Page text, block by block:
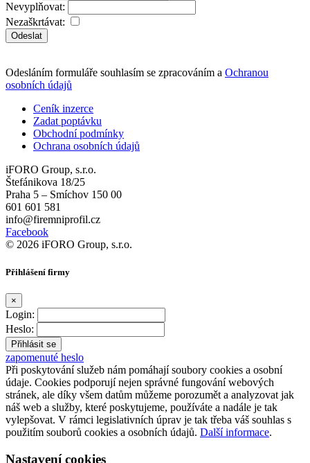
Nevyplňovat:
Nezaškrtávat:
Odeslat
Odesláním formuláře souhlasím se zpracováním a Ochranou
osobních údajů
Ceník inzerce
Zadat poptávku
Obchodní podmínky
Ochrana osobních údajů
iFORO Group, s.r.o.
Štefánikova 18/25
Praha 5 – Smíchov 150 00
601 601 581
info@firemniprofil.cz
Facebook
© 2026 iFORO Group, s.r.o.
Přihlášení firmy
×
Login:
Heslo:
zapomenuté heslo
Při poskytování služeb nám pomáhají soubory cookies a osobní
údaje. Cookies podporují nejen správné fungování webových
stránek, ale díky všem datům můžeme porozumět a analyzovat jak
náš web a služby, které poskytujeme, používáte a nadále je tak
vylepšovat. V rámci legislativních úprav je tak třeba váš souhlas s
použitím souborů cookies a osobních údajů. Další informace.
Nastavení cookies